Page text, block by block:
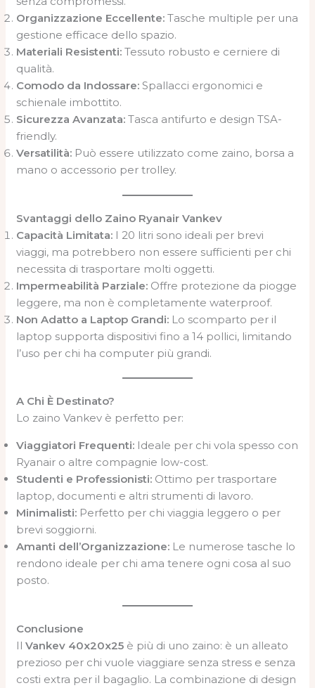
Organizzazione Eccellente: Tasche multiple per una
gestione efficace dello spazio.
Materiali Resistenti: Tessuto robusto e cerniere di
qualità.
Comodo da Indossare: Spallacci ergonomici e
schienale imbottito.
Sicurezza Avanzata: Tasca antifurto e design TSA-
friendly.
Versatilità: Può essere utilizzato come zaino, borsa a
mano o accessorio per trolley.
Svantaggi dello Zaino Ryanair Vankev
Capacità Limitata: I 20 litri sono ideali per brevi
viaggi, ma potrebbero non essere sufficienti per chi
necessita di trasportare molti oggetti.
Impermeabilità Parziale: Offre protezione da piogge
leggere, ma non è completamente waterproof.
Non Adatto a Laptop Grandi: Lo scomparto per il
laptop supporta dispositivi fino a 14 pollici, limitando
l’uso per chi ha computer più grandi.
A Chi È Destinato?
Lo zaino Vankev è perfetto per:
Viaggiatori Frequenti: Ideale per chi vola spesso con
Ryanair o altre compagnie low-cost.
Studenti e Professionisti: Ottimo per trasportare
laptop, documenti e altri strumenti di lavoro.
Minimalisti: Perfetto per chi viaggia leggero o per
brevi soggiorni.
Amanti dell’Organizzazione: Le numerose tasche lo
rendono ideale per chi ama tenere ogni cosa al suo
posto.
Conclusione
IlVankev 40x20x25 è più di uno zaino: è un alleato
prezioso per chi vuole viaggiare senza stress e senza
costi extra per il bagaglio. La combinazione di design